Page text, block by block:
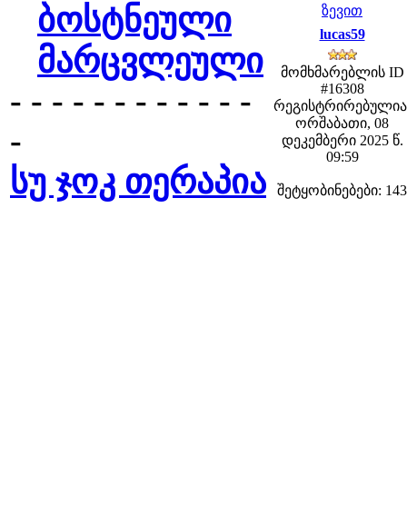
ბოსტნეული
მარცვლეული
- - - - - - - - - - - -
-
სუ ჯოკ თერაპია
ზევით
lucas59
მომხმარებლის ID
#16308
ორშაბათი, 08
დეკემბერი 2025 წ.
09:59
შეტყობინებები: 143